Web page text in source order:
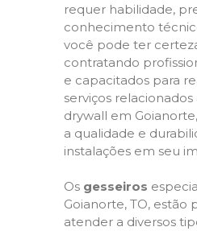
requer habilidade,
conhecimento
você pode ter
contratando
e capacitados para
serviços relacionados
drywall em
a qualidade e
instalações em seu
Os gesseiros
Goianorte, TO, estão
atender a diversos